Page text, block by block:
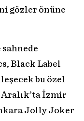
gözler önüne
Black Label
bu özel
Aralık’ta İzmir
Jolly Joker